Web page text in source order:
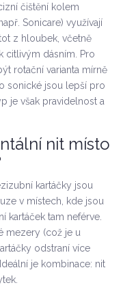
čištění kolem
Sonicare) využívají
z hloubek, včetně
citlivým dásním. Pro
rotační varianta mírně
sonické jsou lepší pro
je však pravidelnost a
nit místo
kartáčky jsou
v místech, kde jsou
kartáček tam neférve.
mezery (což je u
odstraní více
je kombinace: nit